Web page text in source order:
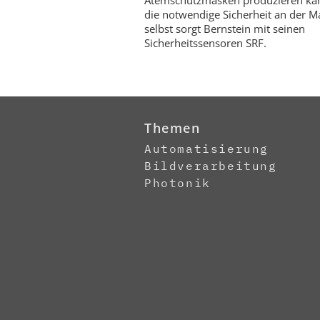
die notwendige Sicherheit an der
selbst sorgt Bernstein mit seinen
Sicherheitssensoren SRF.
Themen
Automatisierung
Bildverarbeitung
Photonik